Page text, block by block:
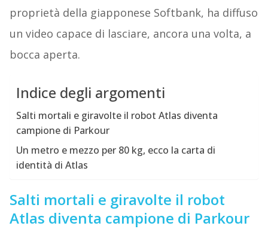
proprietà della giapponese Softbank, ha diffuso
un video capace di lasciare, ancora una volta, a
bocca aperta.
Indice degli argomenti
Salti mortali e giravolte il robot Atlas diventa
campione di Parkour
Un metro e mezzo per 80 kg, ecco la carta di
identità di Atlas
Salti mortali e giravolte il robot
Atlas diventa campione di Parkour